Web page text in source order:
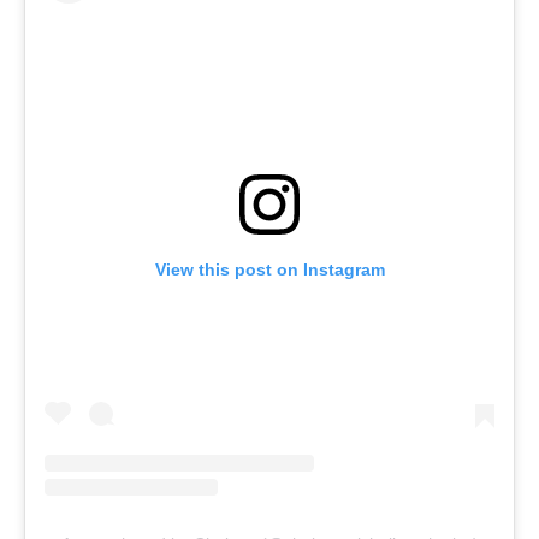
View this post on Instagram